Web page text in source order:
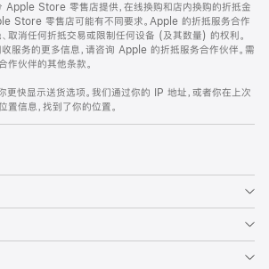
Apple Store 零售店提供，在线换购和店内换购的折抵金
Store 零售店可能有不同要求。Apple 的折抵服务合作
取消任何折抵交易或限制任何设备 (及其数量) 的权利。
服务的更多信息，请咨询 Apple 的折抵服务合作伙伴。需
伙伴的其他条款。
更快显示送货选项。我们通过你的 IP 地址，或者你在上次
信息，找到了你的位置。